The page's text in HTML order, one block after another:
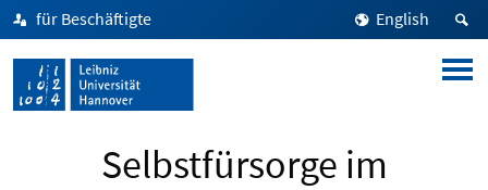
für Beschäftigte English
Selbstfürsorge im